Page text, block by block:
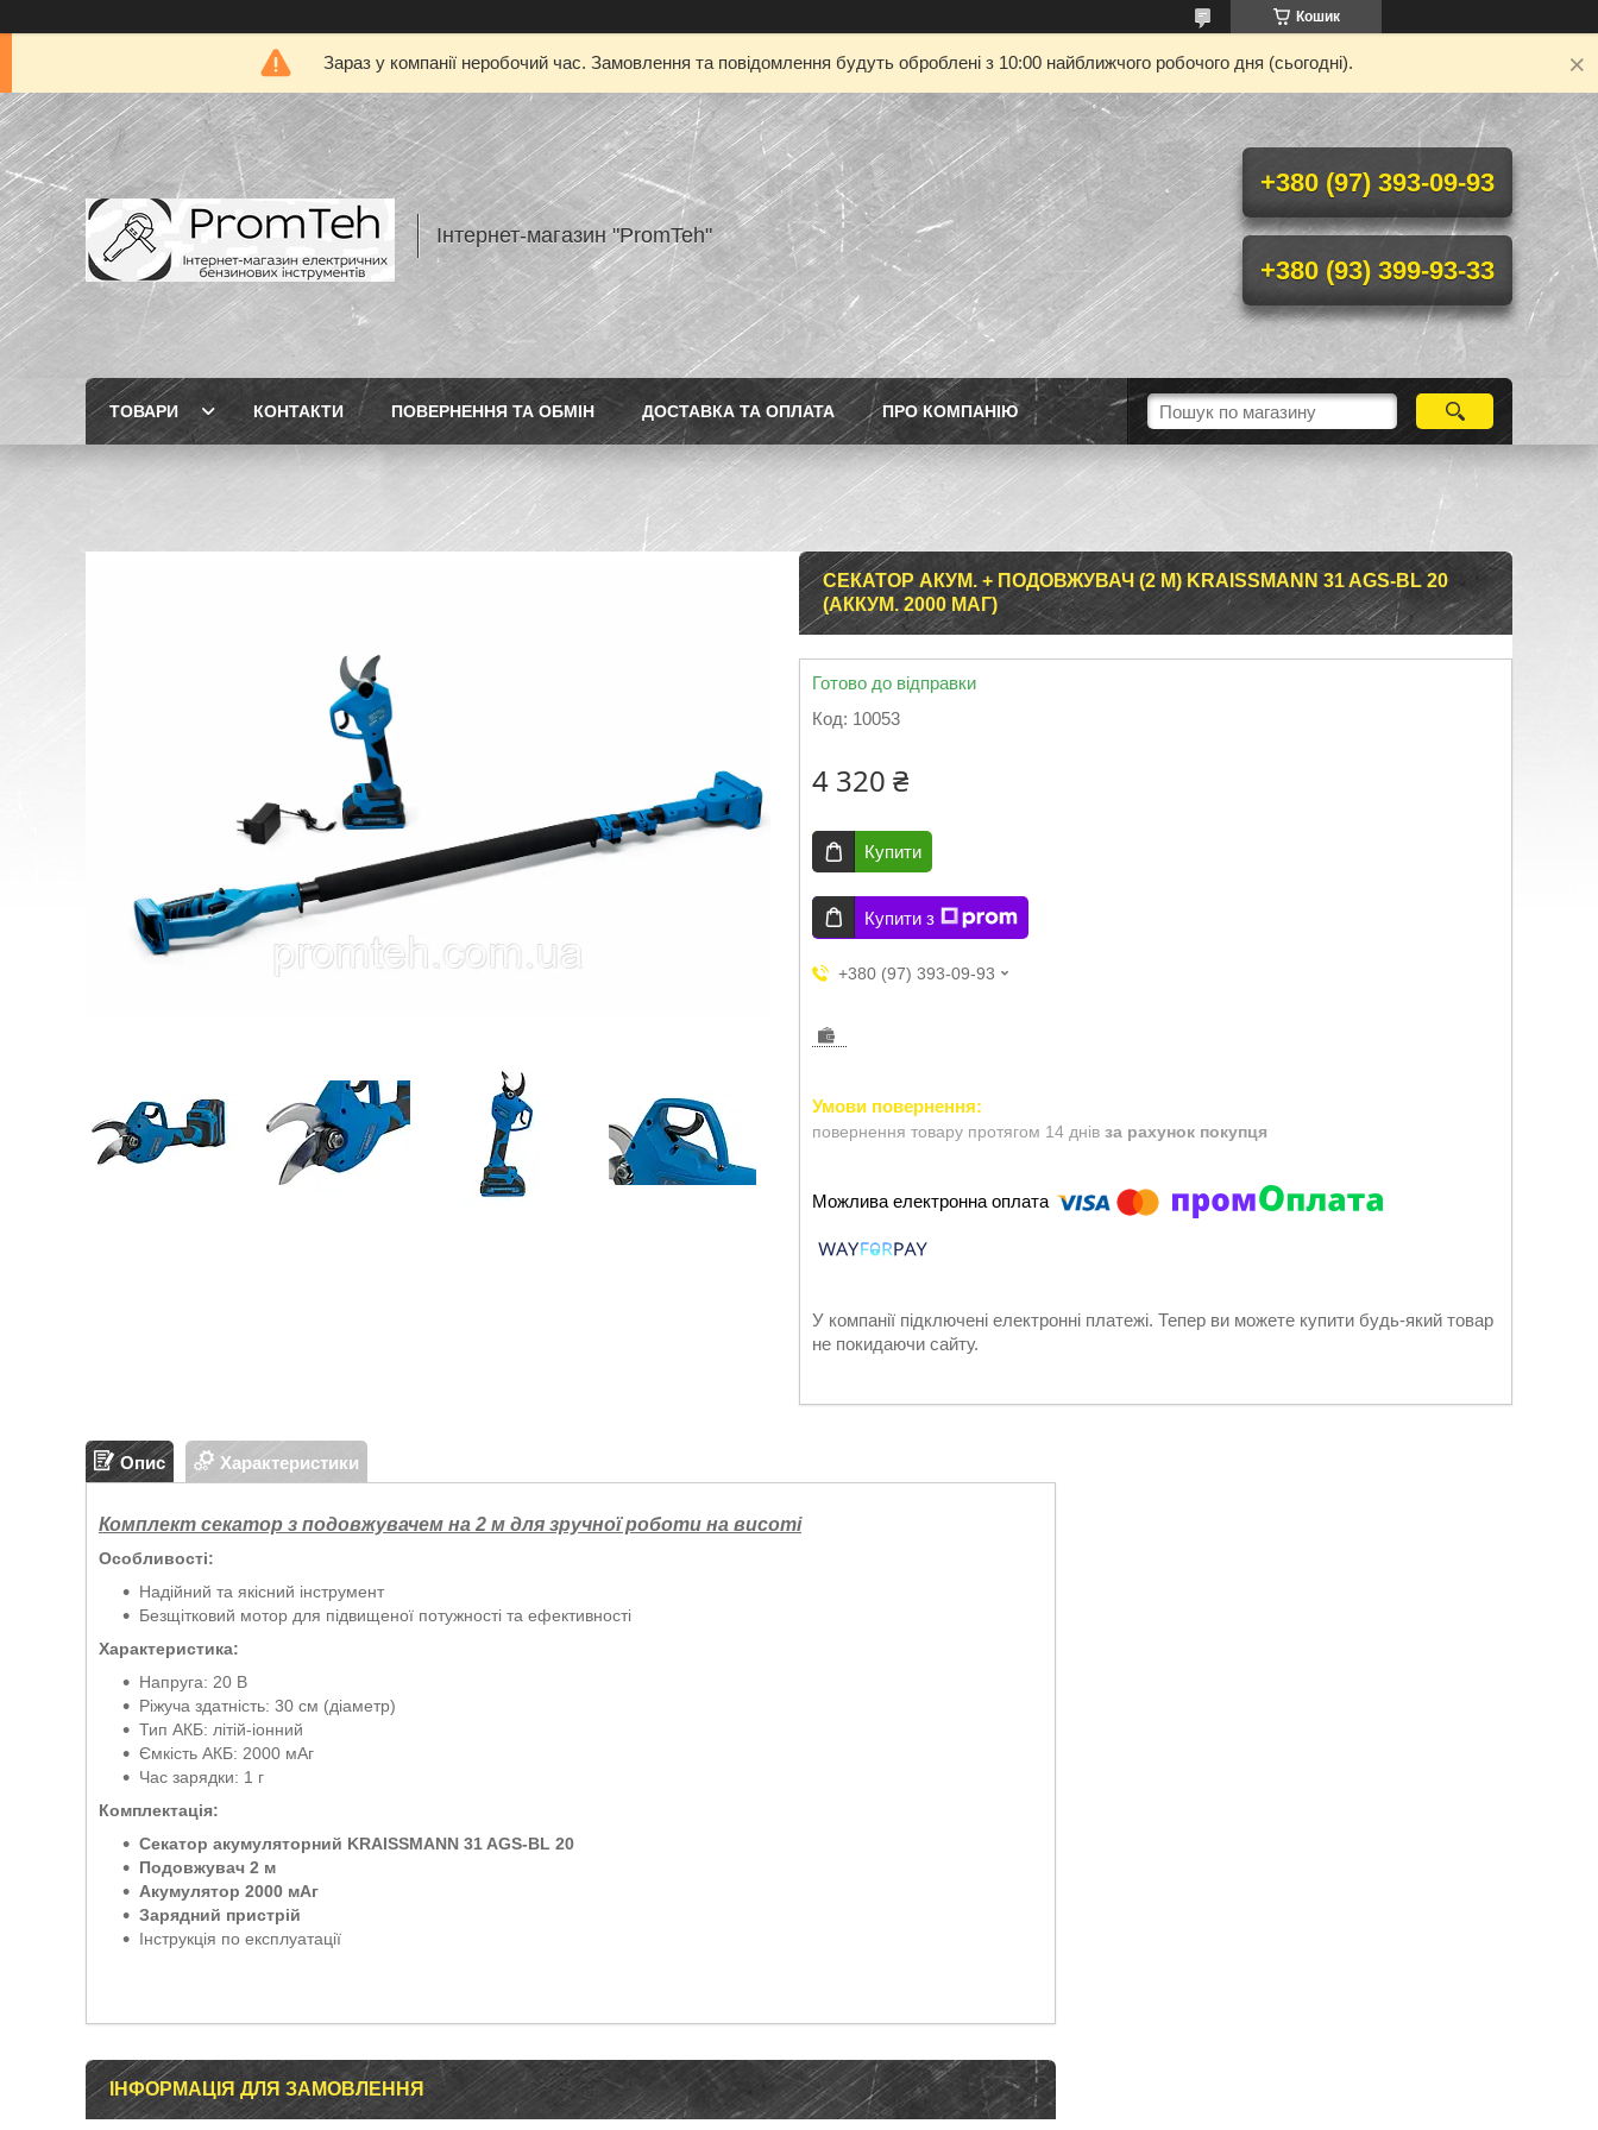
Кошик
Зараз у компанії неробочий час. Замовлення та повідомлення будуть оброблені з 10:00 найближчого робочого дня (сьогодні).
Інтернет-магазин "PromTeh"
+380 (97) 393-09-93
+380 (93) 399-93-33
ТОВАРИ КОНТАКТИ ПОВЕРНЕННЯ ТА ОБМІН ДОСТАВКА ТА ОПЛАТА ПРО КОМПАНІЮ
СЕКАТОР АКУМ. + ПОДОВЖУВАЧ (2 М) KRAISSMANN 31 AGS-BL 20
(АККУМ. 2000 МАГ)
Готово до відправки
Код: 10053
4 320 ₴
Купити
Купити з
+380 (97) 393-09-93
повернення товару протягом 14 днів за рахунок покупця
У компанії підключені електронні платежі. Тепер ви можете купити будь-який товар
не покидаючи сайту.
Опис Характеристики
Комплект секатор з подовжувачем на 2 м для зручної роботи на висоті
Особливості:
Надійний та якісний інструмент
Безщітковий мотор для підвищеної потужності та ефективності
Характеристика:
Напруга: 20 В
Ріжуча здатність: 30 см (діаметр)
Тип АКБ: літій-іонний
Ємкість АКБ: 2000 мАг
Час зарядки: 1 г
Комплектація:
Секатор акумуляторний KRAISSMANN 31 AGS-BL 20
Подовжувач 2 м
Акумулятор 2000 мАг
Зарядний пристрій
Інструкція по експлуатації
ІНФОРМАЦІЯ ДЛЯ ЗАМОВЛЕННЯ